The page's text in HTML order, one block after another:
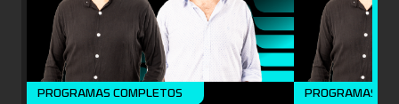
PROGRAMAS COMPLETOS PROGRAMAS